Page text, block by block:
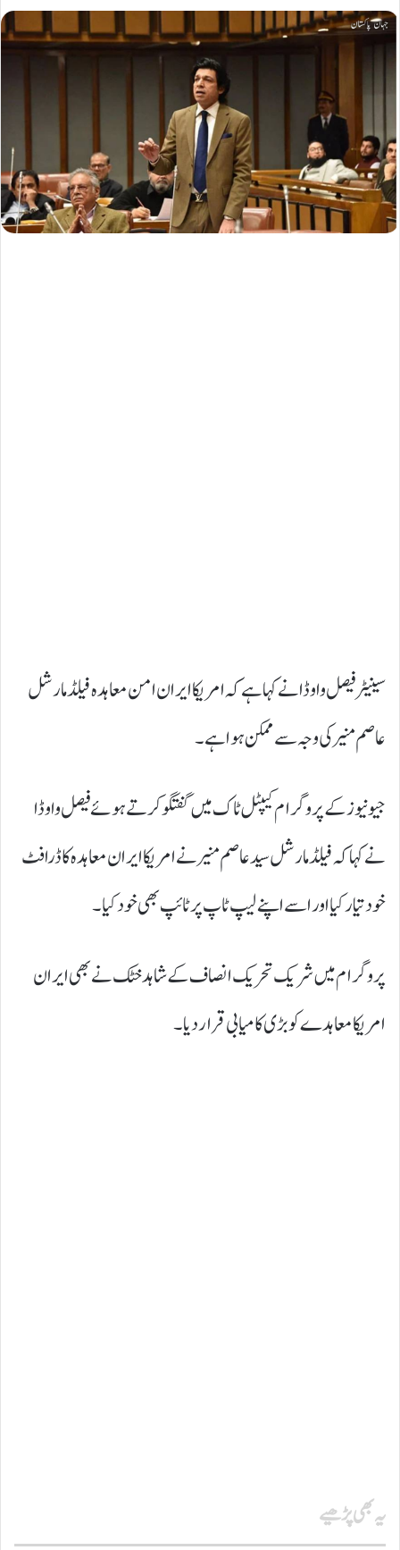
سینیٹر فیصل واوڈا نے کہا ہے کہ امریکا ایران امن معاہدہ فیلڈ مارشل
عاصم منیر کی وجہ سے ممکن ہوا ہے۔
جیو نیوز کے پروگرام کیپٹل ٹاک میں گفتگو کرتے ہوئے فیصل واوڈا
نے کہا کہ فیلڈ مارشل سید عاصم منیر نے امریکا ایران معاہدہ کا ڈرافٹ
خود تیار کیا اور اسے اپنے لیپ ٹاپ پر ٹائپ بھی خود کیا۔
پروگرام میں شریک تحریک انصاف کے شاہد خٹک نے بھی ایران
امریکا معاہدے کو بڑی کامیابی قرار دیا۔
یہ بھی پڑھیے